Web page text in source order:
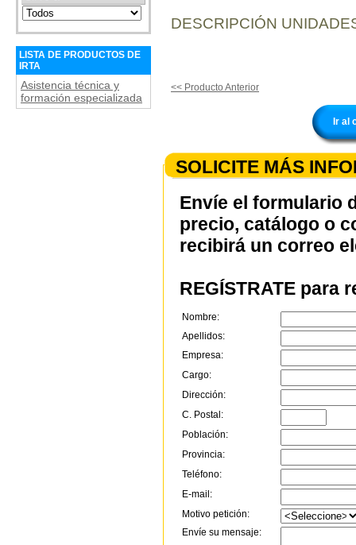
LISTA DE PRODUCTOS DE
IRTA
Asistencia técnica y
formación especializada
DESCRIPCIÓN
<< Producto Anterior
Ir al
SOLICITE MÁS
Envíe el formulario
precio, catálogo o
recibirá un correo
REGÍSTRATE para
Nombre:
Apellidos:
Empresa:
Cargo:
Dirección:
C. Postal:
Población:
Provincia:
Teléfono:
E-mail:
Motivo petición:
Envíe su mensaje: